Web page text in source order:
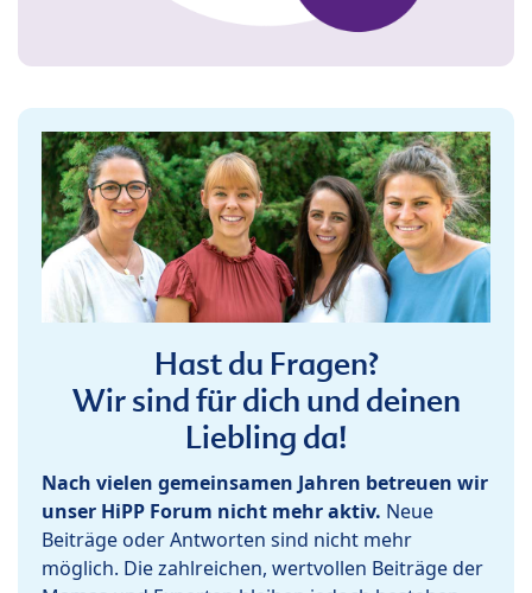
Hast du Fragen?
Wir sind für dich und deinen
Liebling da!
Nach vielen gemeinsamen Jahren betreuen wir
unser HiPP Forum nicht mehr aktiv. Neue
Beiträge oder Antworten sind nicht mehr
möglich. Die zahlreichen, wertvollen Beiträge der